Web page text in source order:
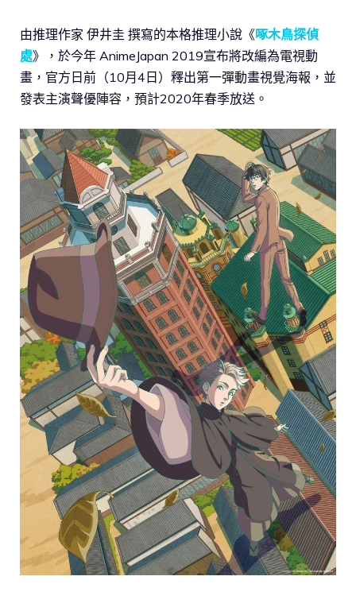
由推理作家 伊井圭 撰寫的本格推理小說《啄木鳥探偵
處》，於今年 AnimeJapan 2019宣布將改編為電視動
畫，官方日前（10月4日）釋出第一彈動畫視覺海報，並
發表主演聲優陣容，預計2020年春季放送。